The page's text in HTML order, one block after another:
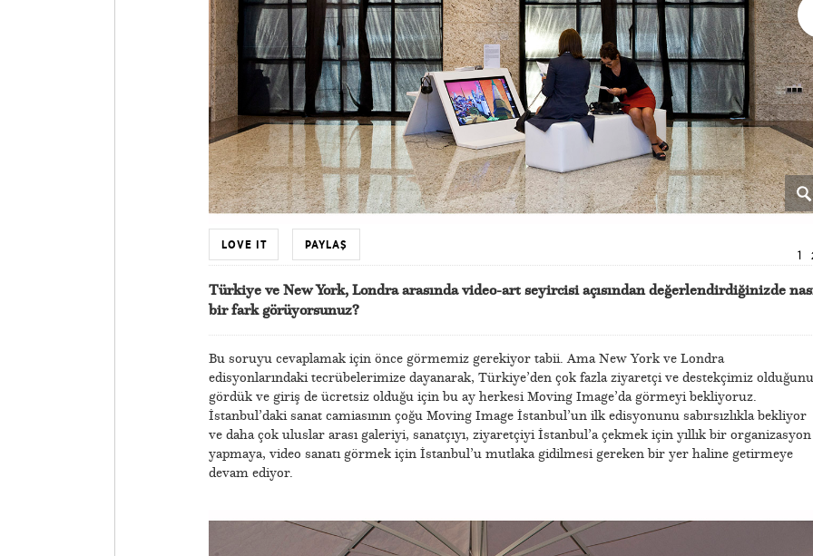
1
LOVE IT PAYLAŞ
Türkiye ve New York, Londra arasında video-art seyircisi açısından değerlendirdiğinizde
bir fark görüyorsunuz?
Bu soruyu cevaplamak için önce görmemiz gerekiyor tabii. Ama New York ve Londra
edisyonlarındaki tecrübelerimize dayanarak, Türkiye’den çok fazla ziyaretçi ve destekçimiz olduğunu
gördük ve giriş de ücretsiz olduğu için bu ay herkesi Moving Image’da görmeyi bekliyoruz.
İstanbul’daki sanat camiasının çoğu Moving Image İstanbul’un ilk edisyonunu sabırsızlıkla bekliyor
ve daha çok uluslar arası galeriyi, sanatçıyı, ziyaretçiyi İstanbul’a çekmek için yıllık bir organizasyon
yapmaya, video sanatı görmek için İstanbul’u mutlaka gidilmesi gereken bir yer haline getirmeye
devam ediyor.